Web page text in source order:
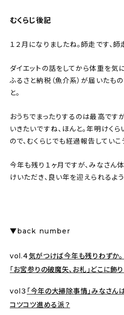
むくらじ後記
１２月になりましたね。師走です、師
ダイエットの話をしてから体重を気
ふるさと納税（魚介系）が届いたも
と。
おうちでまったりするのは最高です
いきたいですね、ほんと。年明けく
ので、むくらじでも経過報告していこ
今年も残り１ヶ月ですが、みなさん
けいただき、良い年を迎えられるよう
▼back number
vol.４気がつけば今年も残りわずか。
「お宮参りの破魔矢、お札」どこに飾
vol３ 「今年の大掃除事情」みなさん
コツコツ進める派？